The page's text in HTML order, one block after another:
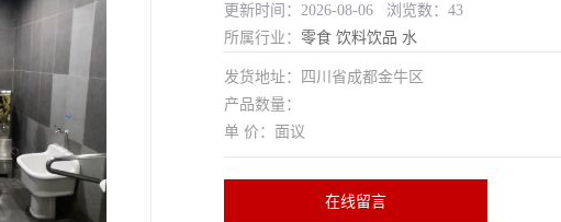
更新时间：2026-08-06 浏览数：43
所属行业： 零食 饮料饮品 水
发货地址：四川省成都金牛区
产品数量：
单 价：面议
在线留言